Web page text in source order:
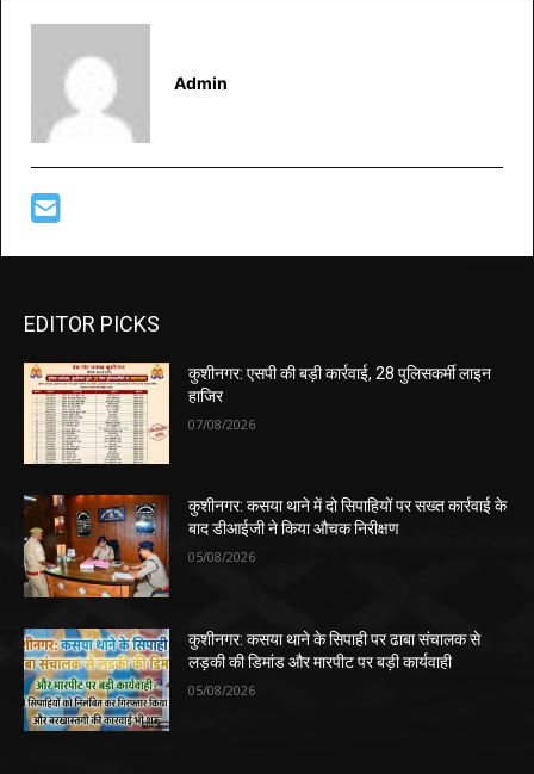
Admin
EDITOR PICKS
कुशीनगर: एसपी की बड़ी कार्रवाई, 28 पुलिसकर्मी लाइन
हाजिर
07/08/2026
कुशीनगर: कसया थाने में दो सिपाहियों पर सख्त कार्रवाई के
बाद डीआईजी ने किया औचक निरीक्षण
05/08/2026
कुशीनगर: कसया थाने के सिपाही पर ढाबा संचालक से
लड़की की डिमांड और मारपीट पर बड़ी कार्यवाही
05/08/2026